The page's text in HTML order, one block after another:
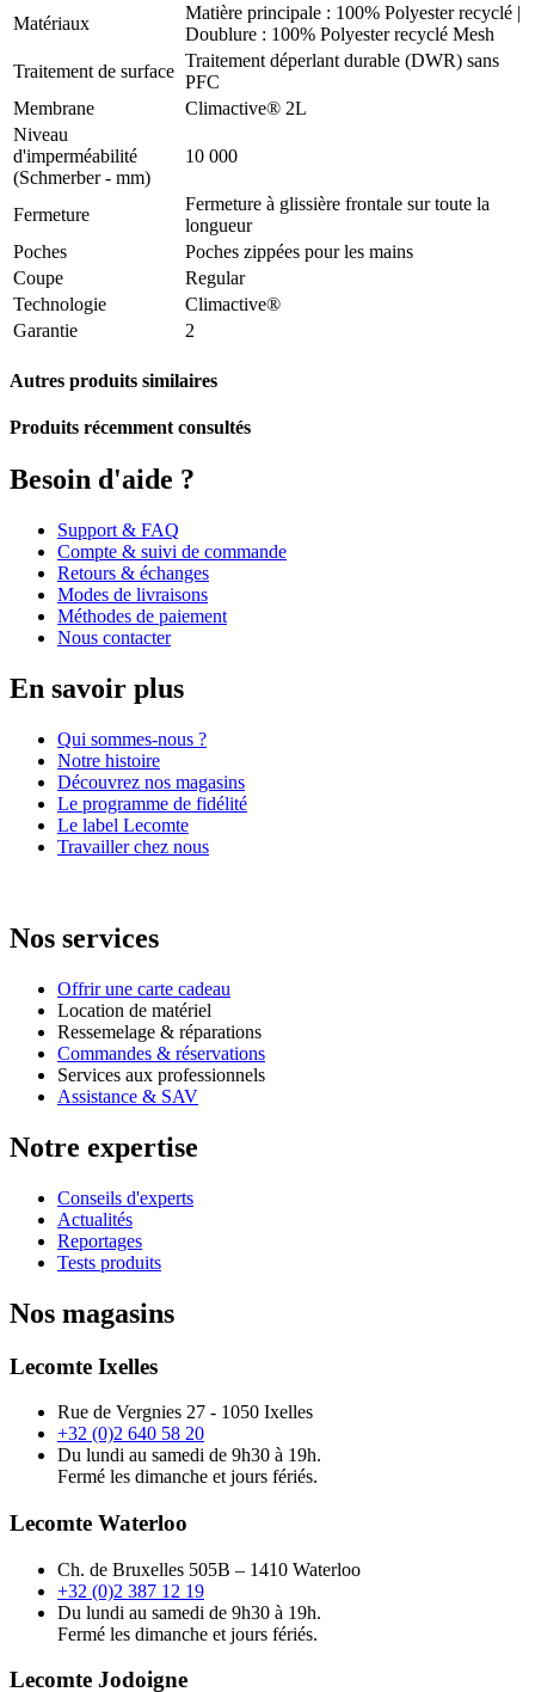
Matériaux
Matière principale : 100% Polyester recyclé |
Doublure : 100% Polyester recyclé Mesh
Traitement de surface
Traitement déperlant durable (DWR) sans
PFC
Membrane
Climactive® 2L
Niveau
d'imperméabilité
(Schmerber - mm)
10 000
Fermeture
Fermeture à glissière frontale sur toute la
longueur
Poches
Poches zippées pour les mains
Coupe
Regular
Technologie
Climactive®
Garantie
2
Autres produits similaires
Produits récemment consultés
Besoin d'aide ?
Support & FAQ
Compte & suivi de commande
Retours & échanges
Modes de livraisons
Méthodes de paiement
Nous contacter
En savoir plus
Qui sommes-nous ?
Notre histoire
Découvrez nos magasins
Le programme de fidélité
Le label Lecomte
Travailler chez nous
Nos services
Offrir une carte cadeau
Location de matériel
Ressemelage & réparations
Commandes & réservations
Services aux professionnels
Assistance & SAV
Notre expertise
Conseils d'experts
Actualités
Reportages
Tests produits
Nos magasins
Lecomte Ixelles
Rue de Vergnies 27 - 1050 Ixelles
+32 (0)2 640 58 20
Du lundi au samedi de 9h30 à 19h.
Fermé les dimanche et jours fériés.
Lecomte Waterloo
Ch. de Bruxelles 505B – 1410 Waterloo
+32 (0)2 387 12 19
Du lundi au samedi de 9h30 à 19h.
Fermé les dimanche et jours fériés.
Lecomte Jodoigne